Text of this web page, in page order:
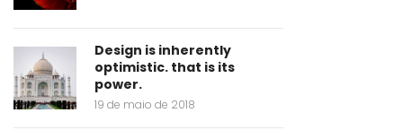
Design is inherently
optimistic. that is its
power.
19 de maio de 2018